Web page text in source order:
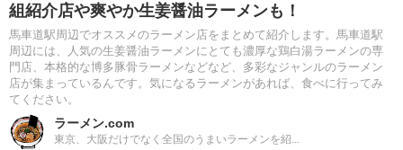
組紹介店や爽やか生姜醤油ラーメンも！
馬車道駅周辺でオススメのラーメン店をまとめて紹介します。馬車道駅
周辺には、人気の生姜醤油ラーメンにとても濃厚な鶏白湯ラーメンの専
門店、本格的な博多豚骨ラーメンなどなど、多彩なジャンルのラーメン
店が集まっているんです。気になるラーメンがあれば、食べに行ってみ
てください。
ラーメン.com
東京、大阪だけでなく全国のうまいラーメンを紹...